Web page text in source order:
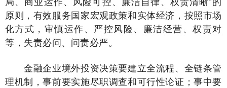
原则，有效服务国家宏观政策和实体经济，按照市场
化方式，审慎运作、严控风险、廉洁经营、权责对
等，失责必问、问责必严。
金融企业境外投资决策要建立全流程、全链条管
理机制，事前要实施尽职调查和可行性论证；事中要